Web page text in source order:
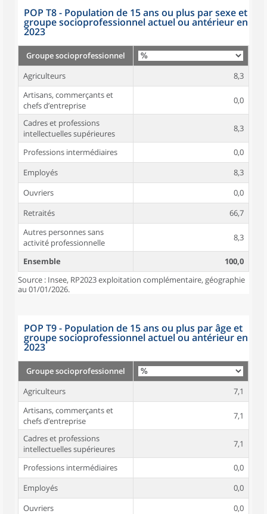
POP T8 - Population de 15 ans ou plus par sexe et
groupe socioprofessionnel actuel ou antérieur en
2023
Groupe socioprofessionnel
Agriculteurs
8,3
Artisans, commerçants et
chefs d’entreprise
0,0
Cadres et professions
intellectuelles supérieures
8,3
Professions intermédiaires
0,0
Employés
8,3
Ouvriers
0,0
Retraités
66,7
Autres personnes sans
activité professionnelle
8,3
Ensemble
100,0
Source : Insee, RP2023 exploitation complémentaire, géographie
au 01/01/2026.
POP T9 - Population de 15 ans ou plus par âge et
groupe socioprofessionnel actuel ou antérieur en
2023
Groupe socioprofessionnel
Agriculteurs
7,1
Artisans, commerçants et
chefs d’entreprise
7,1
Cadres et professions
intellectuelles supérieures
7,1
Professions intermédiaires
0,0
Employés
0,0
Ouvriers
0,0